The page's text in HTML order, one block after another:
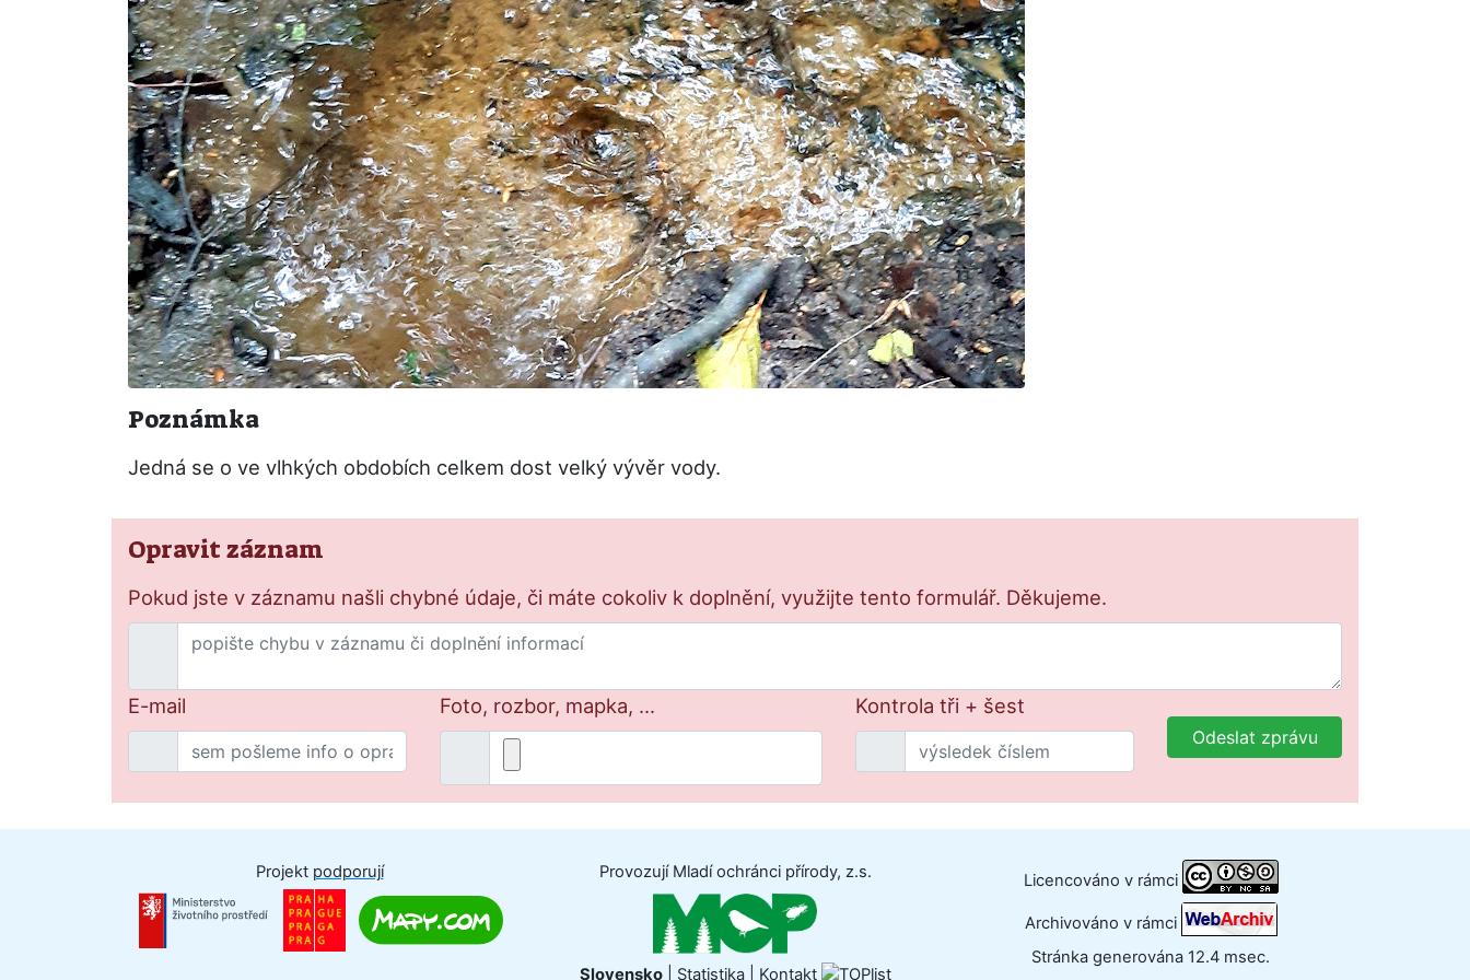
Poznámka
Jedná se o ve vlhkých obdobích celkem dost velký vývěr vody.
Opravit záznam
Pokud jste v záznamu našli chybné údaje, či máte cokoliv k doplnění, využijte tento formulář. Děkujeme.
E-mail Foto, rozbor, mapka, ... Kontrola tři + šest
Odeslat zprávu
Projekt podporují Provozují Mladí ochránci přírody, z.s.
Slovensko| Statistika| Kontakt
Licencováno v rámci
Archivováno v rámci
Stránka generována 12.4 msec.